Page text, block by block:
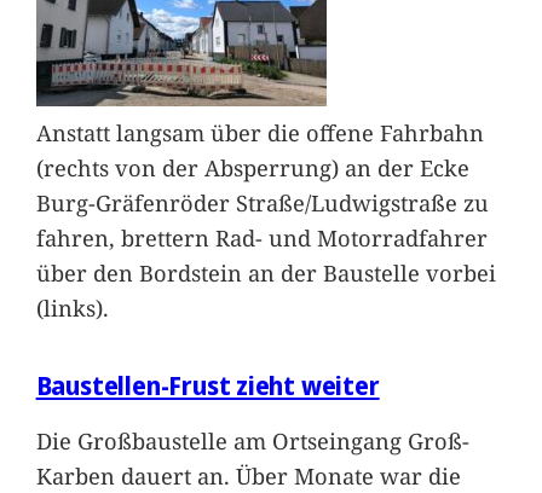
Anstatt langsam über die offene Fahrbahn
(rechts von der Absperrung) an der Ecke
Burg-Gräfenröder Straße/Ludwigstraße zu
fahren, brettern Rad- und Motorradfahrer
über den Bordstein an der Baustelle vorbei
(links).
Baustellen-Frust zieht weiter
Die Großbaustelle am Ortseingang Groß-
Karben dauert an. Über Monate war die